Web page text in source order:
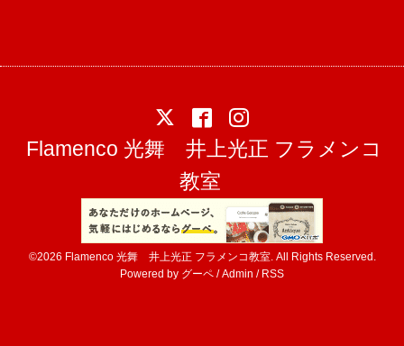
Flamenco 光舞 井上光正 フラメンコ
教室
©2026 Flamenco 光舞 井上光正 フラメンコ教室. All Rights Reserved.
Powered by グーペ /Admin / RSS